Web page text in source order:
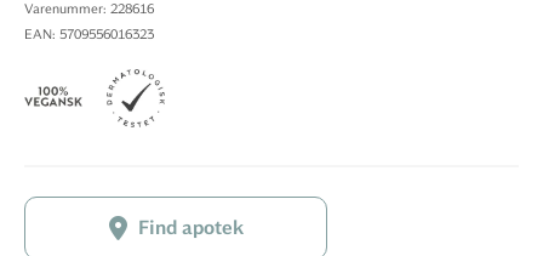
Varenummer: 228616
EAN: 5709556016323
Find apotek